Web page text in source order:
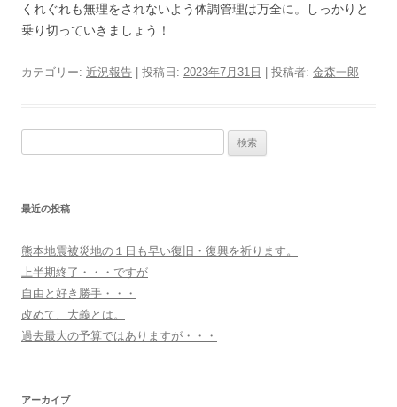
くれぐれも無理をされないよう体調管理は万全に。しっかりと
乗り切っていきましょう！
カテゴリー: 近況報告 | 投稿日: 2023年7月31日 投稿者: 金森一郎
最近の投稿
熊本地震被災地の１日も早い復旧・復興を祈ります。
上半期終了・・・ですが
自由と好き勝手・・・
改めて、大義とは。
過去最大の予算ではありますが・・・
アーカイブ